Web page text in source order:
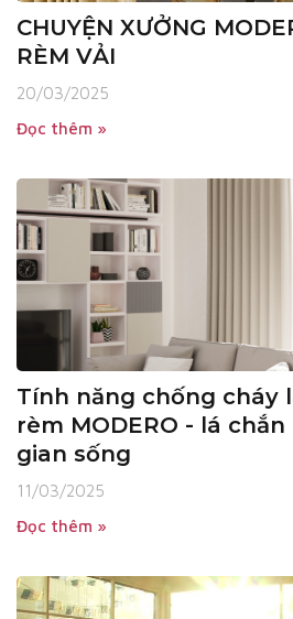
CHUYỆN XƯỞNG
RÈM VẢI
20/03/2025
Đọc thêm »
Tính năng chống cháy
rèm MODERO - lá
gian sống
11/03/2025
Đọc thêm »